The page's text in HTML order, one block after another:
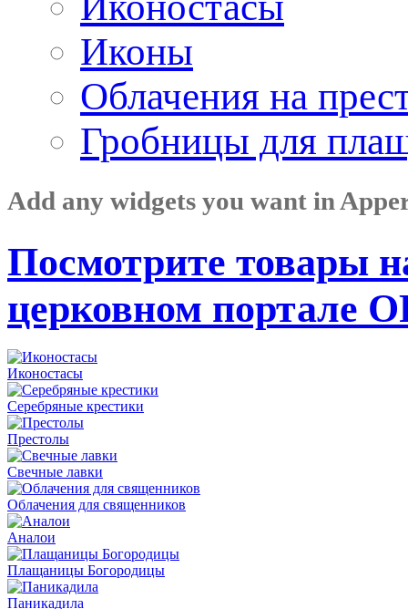
Иконы
Облачения на
Гробницы для
Add any widgets you want in
Посмотрите товары
церковном портале
Иконостасы
Серебряные крестики
Престолы
Свечные лавки
Облачения для священников
Аналои
Плащаницы Богородицы
Паникадила